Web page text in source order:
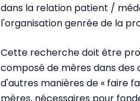
dans la relation patient /
l'organisation genrée de la
Cette recherche doit être
composé de mères dans
d'autres manières de « faire